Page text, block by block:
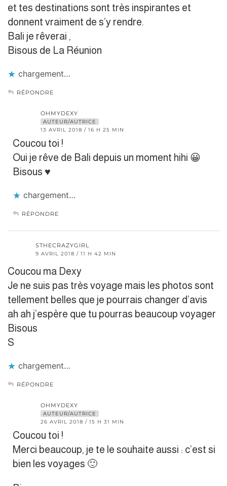
et tes destinations sont très inspirantes et
donnent vraiment de s’y rendre.
Bali je rêverai ,
Bisous de La Réunion
chargement…
RÉPONDRE
OHMYDEXY
AUTEUR/AUTRICE
13 AVRIL 2018 / 16 H 25 MIN
Coucou toi !
Oui je rêve de Bali depuis un moment hihi 😀
Bisous ♥
chargement…
RÉPONDRE
STHECRAZYGIRL
9 AVRIL 2018 / 11 H 42 MIN
Coucou ma Dexy
Je ne suis pas très voyage mais les photos sont
tellement belles que je pourrais changer d’avis
ah ah j’espère que tu pourras beaucoup voyager
Bisous
S
chargement…
RÉPONDRE
OHMYDEXY
AUTEUR/AUTRICE
26 AVRIL 2018 / 15 H 31 MIN
Coucou toi !
Merci beaucoup, je te le souhaite aussi : c’est si
bien les voyages 🙂